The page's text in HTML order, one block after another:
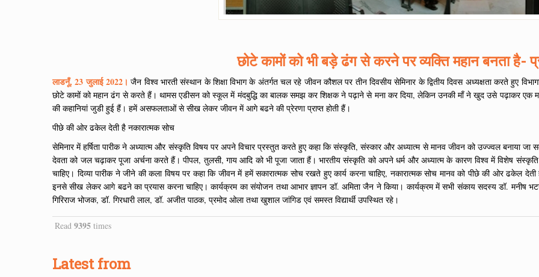
छोटे कामों को भी बड़े ढंग से करने पर व्यक्ति महान बनता है-
लाडनूँ, 23 जुलाई 2022। जैन विश्व भारती संस्थान के शिक्षा विभाग के अंतर्गत चल रहे जीवन कौशल पर तीन दिवसीय सेमिनार के द्वितीय दिवस अध्यक्षता करते हुए
छोटे कामों को महान ढंग से करते हैं। थामस एडीसन को स्कूल में मंदबुद्धि का बालक समझ कर शिक्षक ने पढ़ाने से मना कर दिया, लेकिन उनकी माँ ने खुद उसे पढ़ाकर एक
की कहानियां जुडी हुई हैं। हमें असफलताओं से सीख लेकर जीवन में आगे बढने की प्रेरणा प्राप्त होती हैं।
पीछे की ओर ढकेल देती है नकारात्मक सोच
सेमिनार में हर्षिता पारीक ने अध्यात्म और संस्कृति विषय पर अपने विचार प्रस्तुत करते हुए कहा कि संस्कृति, संस्कार और अध्यात्म से मानव जीवन को उज्ज्वल बनाया
देवता को जल चढ़ाकर पूजा अर्चना करते हैं। पीपल, तुलसी, गाय आदि को भी पूजा जाता हैं। भारतीय संस्कृति को अपने धर्म और अध्यात्म के कारण विश्व में विशेष
चाहिए। दिव्या पारीक ने जीने की कला विषय पर कहा कि जीवन में हमें सकारात्मक सोच रखते हुए कार्य करना चाहिए, नकारात्मक सोच मानव को पीछे की ओर ढकेल
इनसे सीख लेकर आगे बढने का प्रयास करना चाहिए। कार्यक्रम का संयोजन तथा आभार ज्ञापन डॉ. अमिता जैन ने किया। कार्यक्रम में सभी संकाय सदस्य डॉ. मनीष
गिरिराज भोजक, डॉ. गिरधारी लाल, डॉ. अजीत पाठक, प्रमोद ओला तथा खुशाल जांगिड एवं समस्त विद्यार्थी उपस्थित रहे।
Read 9395 times
Latest from